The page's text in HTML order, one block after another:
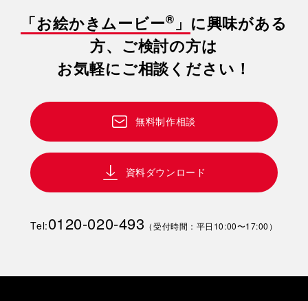
「お絵かきムービー® 」 に興味がある
方、ご検討の方は
お気軽にご相談ください！
無料制作相談
資料ダウンロード
Tel:0120-020-493 （受付時間：平日10:00〜17:00）